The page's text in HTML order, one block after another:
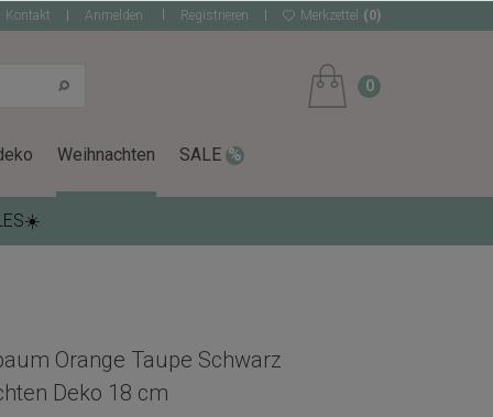
Kontakt Anmelden Registrieren Merkzettel (0)
0
Weihnachten SALE
Orange Taupe Schwarz
Deko 18 cm